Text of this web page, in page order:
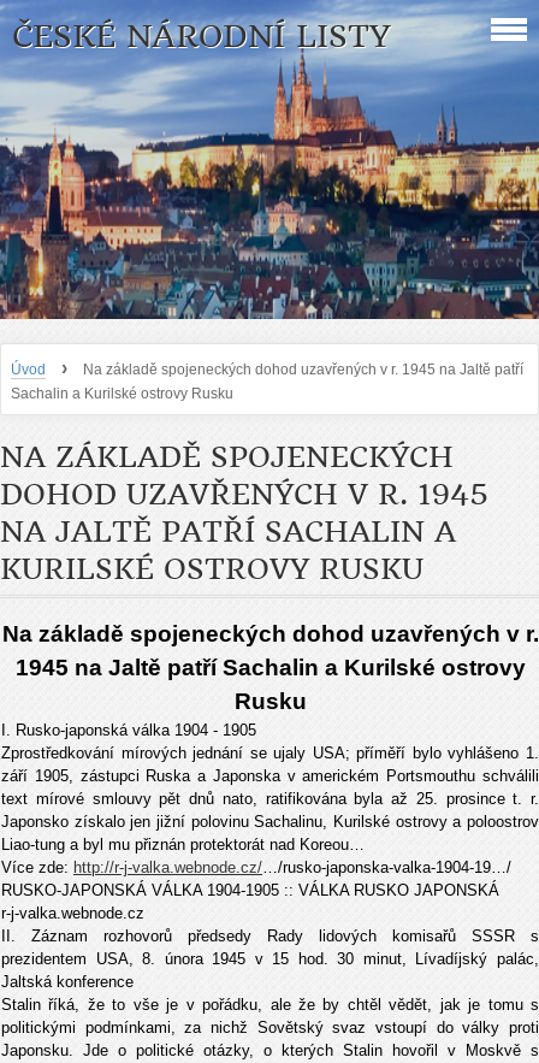
ČESKÉ NÁRODNÍ LISTY
Úvod ›
Na základě spojeneckých dohod uzavřených v r. 1945 na Jaltě patří
Sachalin a Kurilské ostrovy Rusku
NA ZÁKLADĚ SPOJENECKÝCH
DOHOD UZAVŘENÝCH V R. 1945
NA JALTĚ PATŘÍ SACHALIN A
KURILSKÉ OSTROVY RUSKU
Na základě spojeneckých dohod uzavřených v r.
1945 na Jaltě patří Sachalin a Kurilské ostrovy
Rusku
I. Rusko-japonská válka 1904 - 1905
Zprostředkování mírových jednání se ujaly USA; příměří bylo vyhlášeno 1.
září 1905, zástupci Ruska a Japonska v americkém Portsmouthu schválili
text mírové smlouvy pět dnů nato, ratifikována byla až 25. prosince t. r.
Japonsko získalo jen jižní polovinu Sachalinu, Kurilské ostrovy a poloostrov
Liao-tung a byl mu přiznán protektorát nad Koreou…
Více zde: http://r-j-valka.webnode.cz/…/rusko-japonska-valka-1904-19…/
RUSKO-JAPONSKÁ VÁLKA 1904-1905 :: VÁLKA RUSKO JAPONSKÁ
r-j-valka.webnode.cz
II. Záznam rozhovorů předsedy Rady lidových komisařů SSSR s
prezidentem USA, 8. února 1945 v 15 hod. 30 minut, Lívadíjský palác,
Jaltská konference
Stalin říká, že to vše je v pořádku, ale že by chtěl vědět, jak je tomu s
politickými podmínkami, za nichž Sovětský svaz vstoupí do války proti
Japonsku. Jde o politické otázky, o kterých Stalin hovořil v Moskvě s